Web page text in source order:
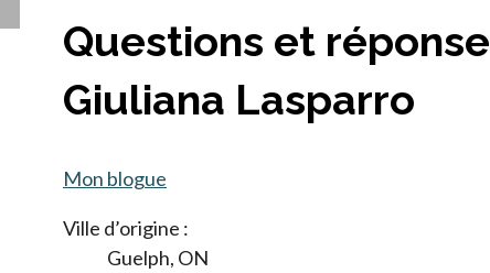
Questions et réponse
Giuliana Lasparro
Mon blogue
Ville d’origine :
Guelph, ON